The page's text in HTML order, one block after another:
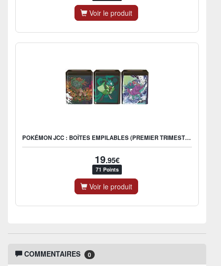
Voir le produit
POKÉMON JCC : BOÎTES EMPILABLES (PREMIER TRIMESTRE 2025) (1X BOÎTE ALÉATOIRE) - FR
19.95€
71 Points
Voir le produit
COMMENTAIRES 0